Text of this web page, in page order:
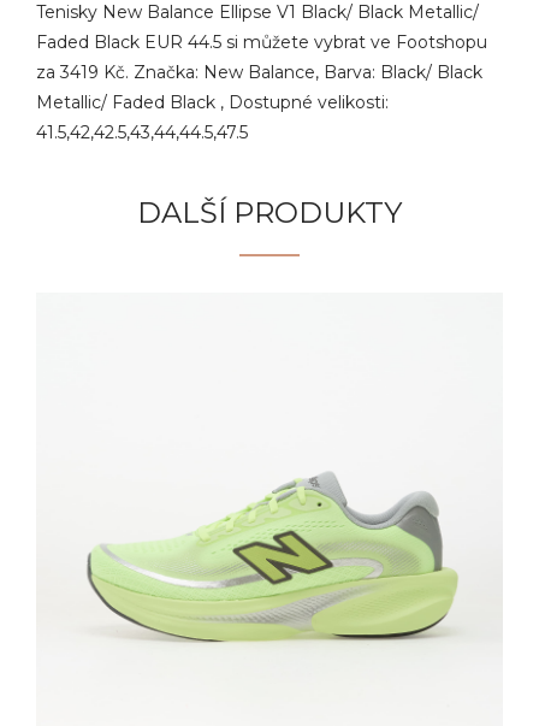
Tenisky New Balance Ellipse V1 Black/ Black Metallic/
Faded Black EUR 44.5 si můžete vybrat ve Footshopu
za 3419 Kč. Značka: New Balance, Barva: Black/ Black
Metallic/ Faded Black , Dostupné velikosti:
41.5,42,42.5,43,44,44.5,47.5
DALŠÍ PRODUKTY